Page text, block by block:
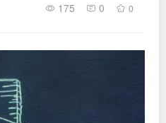
175 0 0